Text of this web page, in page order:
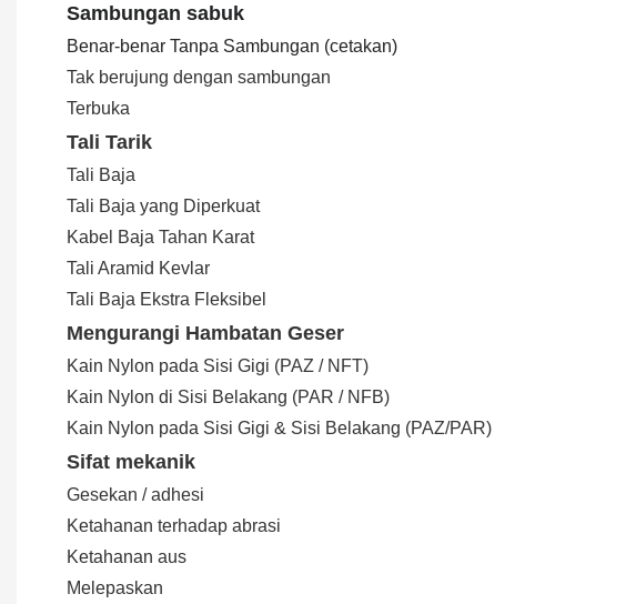
Sambungan sabuk
Benar-benar Tanpa Sambungan (cetakan)
Tak berujung dengan sambungan
Terbuka
Tali Tarik
Tali Baja
Tali Baja yang Diperkuat
Kabel Baja Tahan Karat
Tali Aramid Kevlar
Tali Baja Ekstra Fleksibel
Mengurangi Hambatan Geser
Kain Nylon pada Sisi Gigi (PAZ / NFT)
Kain Nylon di Sisi Belakang (PAR / NFB)
Kain Nylon pada Sisi Gigi & Sisi Belakang (PAZ/PAR)
Sifat mekanik
Gesekan / adhesi
Ketahanan terhadap abrasi
Ketahanan aus
Melepaskan